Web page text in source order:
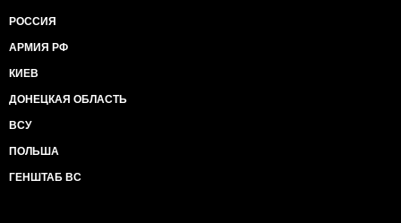
РОССИЯ
АРМИЯ РФ
КИЕВ
ДОНЕЦКАЯ ОБЛАСТЬ
ВСУ
ПОЛЬША
ГЕНШТАБ ВС